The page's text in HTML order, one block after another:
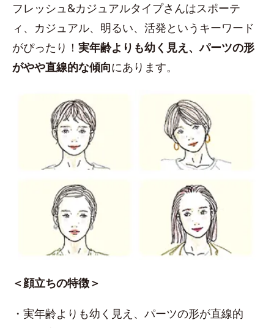
フレッシュ&カジュアルタイプさんはスポーテ
ィ、カジュアル、明るい、活発というキーワード
がぴったり！ 実年齢よりも幼く見え、パーツの形
がやや直線的な傾向にあります。
＜顔立ちの特徴＞
・実年齢よりも幼く見え、パーツの形が直線的